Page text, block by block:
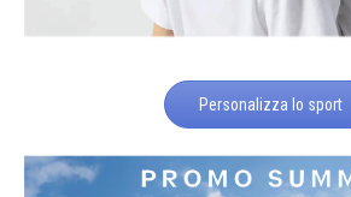
Personalizza lo sport